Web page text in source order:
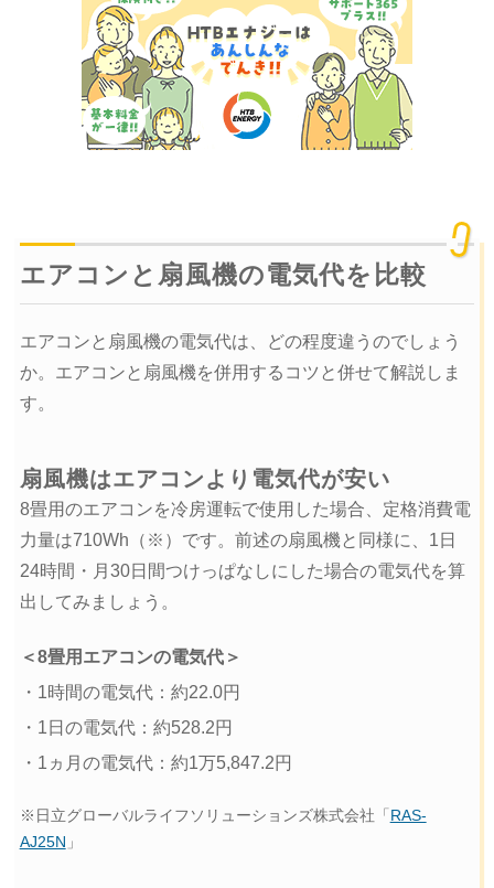
エアコンと扇風機の電気代を比較
エアコンと扇風機の電気代は、どの程度違うのでしょう
か。エアコンと扇風機を併用するコツと併せて解説しま
す。
扇風機はエアコンより電気代が安い
8畳用のエアコンを冷房運転で使用した場合、定格消費電
力量は710Wh（※）です。前述の扇風機と同様に、1日
24時間・月30日間つけっぱなしにした場合の電気代を算
出してみましょう。
＜8畳用エアコンの電気代＞
・1時間の電気代：約22.0円
・1日の電気代：約528.2円
・1ヵ月の電気代：約1万5,847.2円
※日立グローバルライフソリューションズ株式会社「 RAS-
AJ25N 」